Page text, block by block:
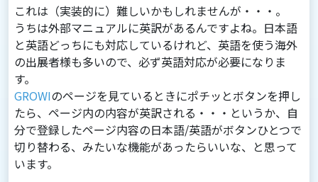
これは（実装的に）難しいかもしれませんが・・・。
うちは外部マニュアルに英訳があるんですよね。⽇本語
と英語どっちにも対応しているけれど、英語を使う海外
の出展者様も多いので、必ず英語対応が必要になりま
す。
GROWIのページを⾒ているときにポチッとボタンを押し
たら、ページ内の内容が英訳される・・・というか、⾃
分で登録したページ内容の⽇本語/英語がボタンひとつで
切り替わる、みたいな機能があったらいいな、と思って
います。